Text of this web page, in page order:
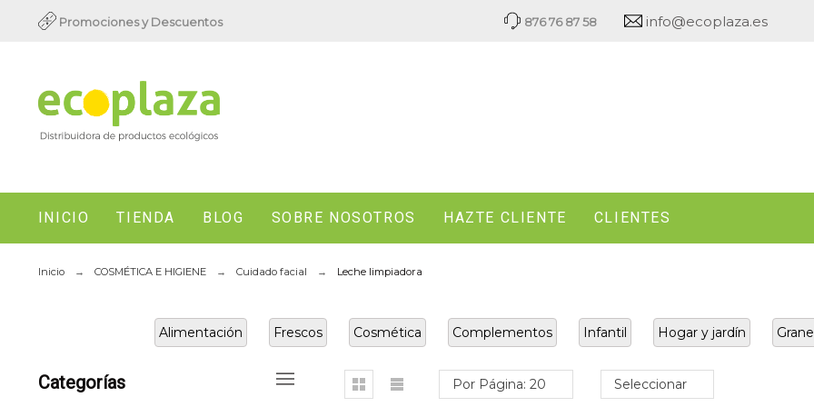
Promociones y Descuentos 876 76 87 58 info@ecoplaza.es
INICIO TIENDA BLOG SOBRE NOSOTROS HAZTE CLIENTE CLIENTES
Inicio COSMÉTICA E HIGIENE Cuidado facial Leche limpiadora
Alimentación Frescos Cosmética Complementos Infantil Hogar y jardín
Categorías Por Página: 20 Seleccionar